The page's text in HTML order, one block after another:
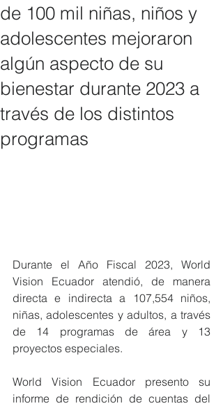
de 100 mil niñas, niños y
adolescentes mejoraron
algún aspecto de su
bienestar durante 2023 a
través de los distintos
programas
Durante el Año Fiscal 2023, World
Vision Ecuador atendió, de manera
directa e indirecta a 107,554 niños,
niñas, adolescentes y adultos, a través
de 14 programas de área y 13
proyectos especiales.
World Vision Ecuador presento su
informe de rendición de cuentas del